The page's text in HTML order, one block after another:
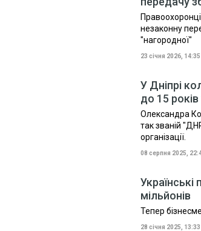
незаконну
"нагородної"
23 січня 2026, 14:35
У Дніпрі
до 15 років
Олександра
так званій
організації.
08 серпня 2025,
мільйонів
Тепер
28 січня 2025, 13:33